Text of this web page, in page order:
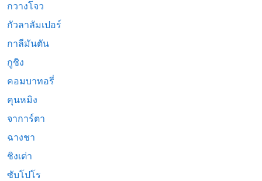
กวางโจว
กัวลาลัมเปอร์
กาลีมันตัน
กูชิง
คอมบาทอรี่
คุนหมิง
จาการ์ตา
ฉางชา
ชิงเต่า
ซับโปโร